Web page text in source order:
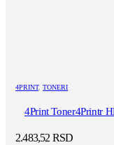
4PRINT, TONERI
4Print Toner4Printr
2.483,52 RSD